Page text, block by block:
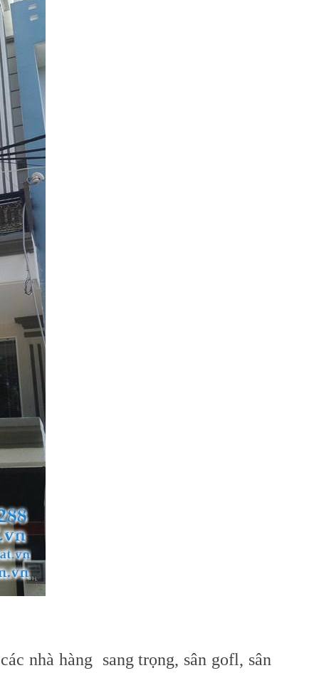
nhà hàng sang trọng, sân gofl, sân